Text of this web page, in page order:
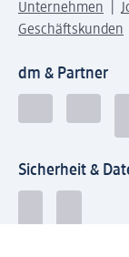
Unternehmen
Geschäftskunden
dm & Partner
Sicherheit &